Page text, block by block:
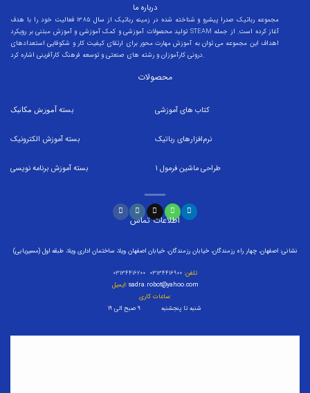
درباره ما
مجموعه رباتیک صدرا پیشرو و شناخته شده در زمینه رباتیک از سال 1385 فعالیت خود را با هدف
تولید محصولات آموزشی و کمک آموزشی و آموزش مبتنی بر رویکرد STEAM آغاز کرده است. از جمله
اهداف این مجموعه می توان به آموزش مهارت محور برای ارتقای کیفیت کار و شکوفایی استعدادهای
درونی کارآموزان و رشته های صنعتی و توسعه فرهنگ کارآفرینی اشاره کرد.
محصولات
بسته آموزش مکانیک
بستهآموزش الکترونیک
بستهآموزش برنامه نویسی
کتاب های آموزشی
نرم‌افزارهای رباتیک
طراحی ماشین فرمول
اطلاعات تماس
نشانی: اصفهان، چهار راه رزمندگان، خیابان رزمندگان، خیابان اصفهان ویلا، ساختمان اداری ویلا، طبقه اول (مسیریابی)
تلفن:
ایمیل: sadra.robot@yahoo.com
ساعات کاری:
شنبه تا پنجشنبه ۹ صبح الی ۱۹